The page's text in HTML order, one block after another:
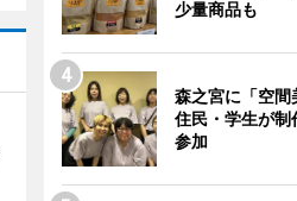
少量商品も
森之宮に「空
住民・学生が制
参加